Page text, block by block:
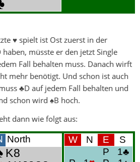
♥ spielt ist Ost zuerst in der
haben, müsste er den jetzt Single
Fall behalten muss. Danach wirft
mehr benötigt. Und schon ist auch
♣D auf jedem Fall behalten und
schon wird ♠B hoch.
dann wie folgt aus: